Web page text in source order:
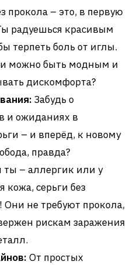
прокола – это, в первую
радуешься красивым
терпеть боль от иглы.
можно быть модным и
дискомфорта?
Забудь о
и ожиданиях в
– и вперёд, к новому
правда?
ты – аллергик или у
кожа, серьги без
Они не требуют прокола,
рискам заражения
От простых